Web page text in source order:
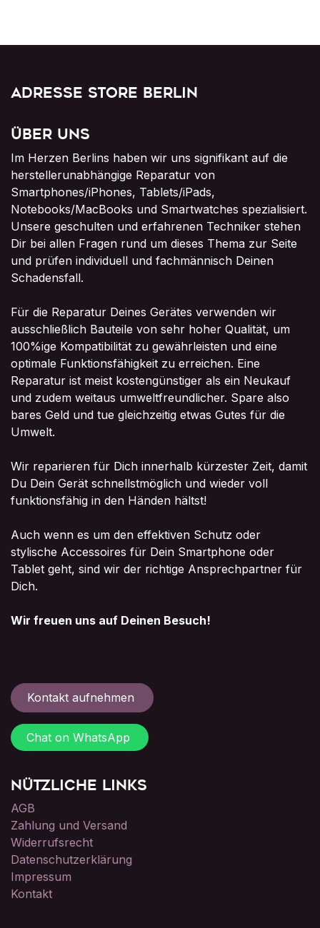
Adresse Store Berlin
Über uns
Im Herzen Berlins haben wir uns signifikant auf die
herstellerunabhängige Reparatur von
Smartphones/iPhones, Tablets/iPads,
Notebooks/MacBooks und Smartwatches spezialisiert.
Unsere geschulten und erfahrenen Techniker stehen
Dir bei allen Fragen rund um dieses Thema zur Seite
und prüfen individuell und fachmännisch Deinen
Schadensfall.
Für die Reparatur Deines Gerätes verwenden wir
ausschließlich Bauteile von sehr hoher Qualität, um
100%ige Kompatibilität zu gewährleisten und eine
optimale Funktionsfähigkeit zu erreichen. Eine
Reparatur ist meist kostengünstiger als ein Neukauf
und zudem weitaus umweltfreundlicher. Spare also
bares Geld und tue gleichzeitig etwas Gutes für die
Umwelt.
Wir reparieren für Dich innerhalb kürzester Zeit, damit
Du Dein Gerät schnellstmöglich und wieder voll
funktionsfähig in den Händen hältst!
Auch wenn es um den effektiven Schutz oder
stylische Accessoires für Dein Smartphone oder
Tablet geht, sind wir der richtige Ansprechpartner für
Dich.
Wir freuen uns auf Deinen Besuch!
Kontakt aufnehmen
Chat on WhatsApp
Nützliche Links
AGB
Zahlung und Versand
Widerrufsrecht
Datenschutzerklärung
Impressum
Kontakt